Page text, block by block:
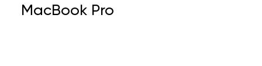
MacBook Pro